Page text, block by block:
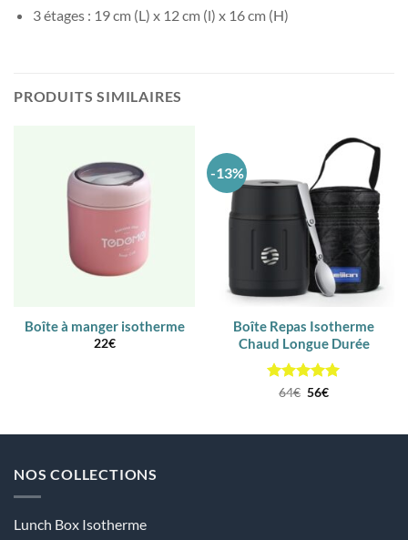
3 étages : 19 cm (L) x 12 cm (l) x 16 cm (H)
PRODUITS SIMILAIRES
Boîte à manger isotherme
22€
-13%
Boîte Repas Isotherme
Chaud Longue Durée
Note 5sur
64€ Le
64€.
56€Le
56€.
NOS COLLECTIONS
Lunch Box Isotherme